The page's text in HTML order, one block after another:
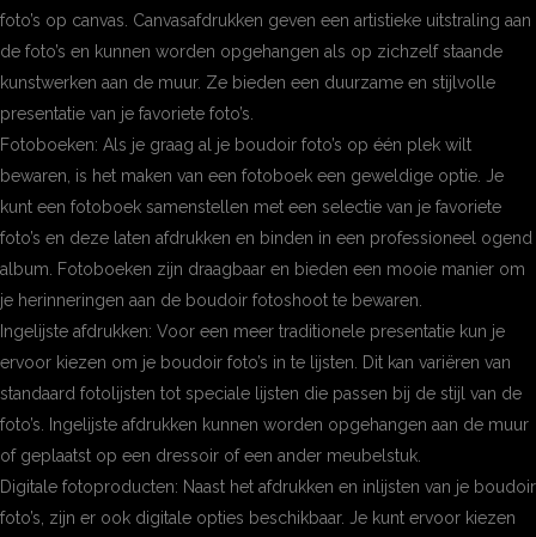
foto’s op canvas. Canvasafdrukken geven een artistieke uitstraling aan
de foto’s en kunnen worden opgehangen als op zichzelf staande
kunstwerken aan de muur. Ze bieden een duurzame en stijlvolle
presentatie van je favoriete foto’s.
Fotoboeken: Als je graag al je boudoir foto’s op één plek wilt
bewaren, is het maken van een fotoboek een geweldige optie. Je
kunt een fotoboek samenstellen met een selectie van je favoriete
foto’s en deze laten afdrukken en binden in een professioneel ogend
album. Fotoboeken zijn draagbaar en bieden een mooie manier om
je herinneringen aan de boudoir fotoshoot te bewaren.
Ingelijste afdrukken: Voor een meer traditionele presentatie kun je
ervoor kiezen om je boudoir foto’s in te lijsten. Dit kan variëren van
standaard fotolijsten tot speciale lijsten die passen bij de stijl van de
foto’s. Ingelijste afdrukken kunnen worden opgehangen aan de muur
of geplaatst op een dressoir of een ander meubelstuk.
Digitale fotoproducten: Naast het afdrukken en inlijsten van je boudoir
foto’s, zijn er ook digitale opties beschikbaar. Je kunt ervoor kiezen